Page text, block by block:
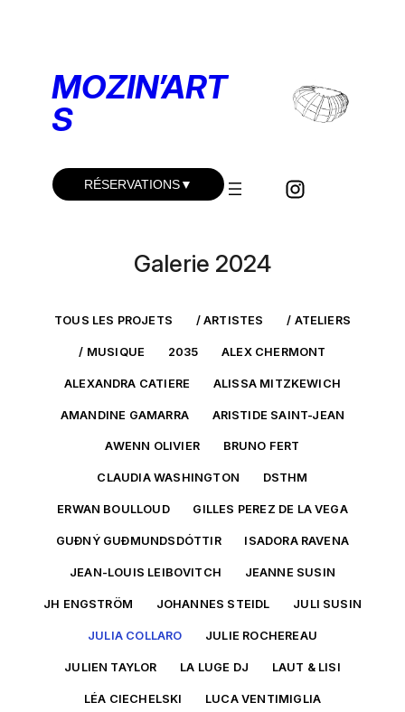
MOZIN’ART
S
RÉSERVATIONS▼
Concerts du samedi
Visites Guidées
Ateliers hip-hop
Galerie 2024
TOUS LES PROJETS / ARTISTES / ATELIERS
/ MUSIQUE 2035 ALEX CHERMONT
ALEXANDRA CATIERE ALISSA MITZKEWICH
AMANDINE GAMARRA ARISTIDE SAINT-JEAN
AWENN OLIVIER BRUNO FERT
CLAUDIA WASHINGTON DSTHM
ERWAN BOULLOUD GILLES PEREZ DE LA VEGA
GUÐNÝ GUÐMUNDSDÓTTIR ISADORA RAVENA
JEAN-LOUIS LEIBOVITCH JEANNE SUSIN
JH ENGSTRÖM JOHANNES STEIDL JULI SUSIN
JULIA COLLARO JULIE ROCHEREAU
JULIEN TAYLOR LA LUGE DJ LAUT & LISI
LÉA CIECHELSKI LUCA VENTIMIGLIA